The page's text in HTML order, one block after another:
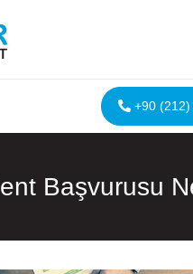
+90
Başvurusu